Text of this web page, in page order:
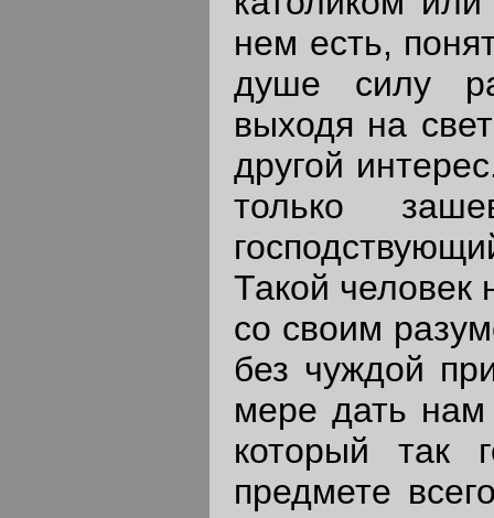
нем есть,
душе силу
выходя на
другой
только
Такой
со своим
без чуждой
мере дать
который так
предмете